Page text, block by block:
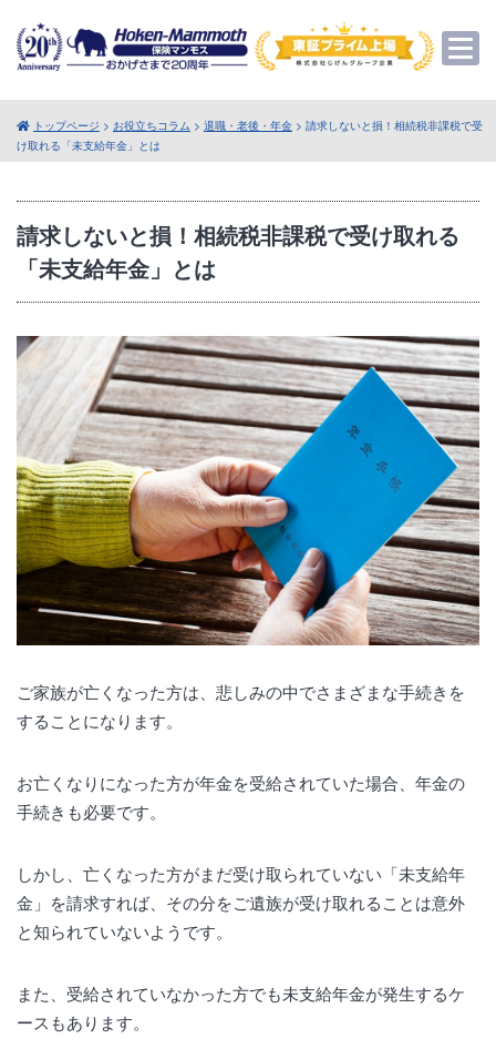
トップページ > お役立ちコラム > 退職・老後・年金 > 請求しないと損！相続税非課税で受
け取れる「未支給年金」とは
請求しないと損！相続税非課税で受け取れる
「未支給年金」とは
ご家族が亡くなった方は、悲しみの中でさまざまな手続きを
することになります。
お亡くなりになった方が年金を受給されていた場合、年金の
手続きも必要です。
しかし、亡くなった方がまだ受け取られていない「未支給年
金」を請求すれば、その分をご遺族が受け取れることは意外
と知られていないようです。
また、受給されていなかった方でも未支給年金が発生するケ
ースもあります。